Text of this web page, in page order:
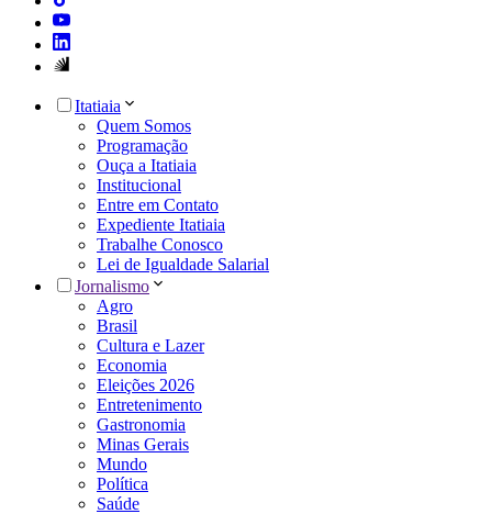
Itatiaia
Quem Somos
Programação
Ouça a Itatiaia
Institucional
Entre em Contato
Expediente Itatiaia
Trabalhe Conosco
Lei de Igualdade Salarial
Jornalismo
Agro
Brasil
Cultura e Lazer
Economia
Eleições 2026
Entretenimento
Gastronomia
Minas Gerais
Mundo
Política
Saúde